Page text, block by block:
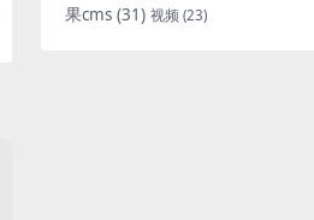
果cms (31) 视频 (23)